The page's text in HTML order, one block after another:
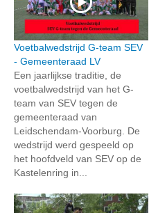
Voetbalwedstrijd G-team SEV
- Gemeenteraad LV
Een jaarlijkse traditie, de
voetbalwedstrijd van het G-
team van SEV tegen de
gemeenteraad van
Leidschendam-Voorburg. De
wedstrijd werd gespeeld op
het hoofdveld van SEV op de
Kastelenring in...